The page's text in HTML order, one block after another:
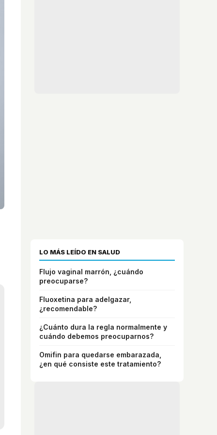
LO MÁS LEÍDO EN SALUD
Flujo vaginal marrón, ¿cuándo
preocuparse?
Fluoxetina para adelgazar,
¿recomendable?
¿Cuánto dura la regla normalmente y
cuándo debemos preocuparnos?
Omifin para quedarse embarazada,
¿en qué consiste este tratamiento?